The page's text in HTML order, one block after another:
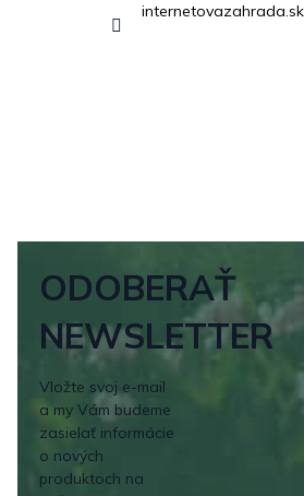
internetovazahrada.sk
ODOBERAŤ
NEWSLETTER
Vložte svoj e-mail
a my Vám budeme
zasielať informácie
o nových
produktoch na